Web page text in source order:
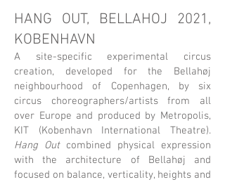
HANG OUT, BELLAHOJ 2021,
KOBENHAVN
A site-specific experimental circus
creation, developed for the Bellahøj
neighbourhood of Copenhagen, by six
circus choreographers/artists from all
over Europe and produced by Metropolis,
KIT (Kobenhavn International Theatre).
Hang Outcombined physical expression
with the architecture of Bellahøj and
focused on balance, verticality, heights and